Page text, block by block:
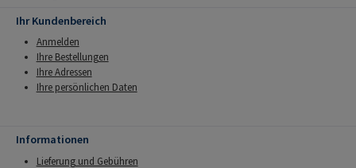
Ihr Kundenbereich
Anmelden
Ihre Bestellungen
Ihre Adressen
Ihre persönlichen Daten
Informationen
Lieferung und Gebühren